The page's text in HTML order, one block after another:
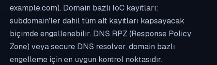
example.com). Domain bazlı IoC kayıtları;
subdomain'ler dahil tüm alt kayıtları kapsayacak
biçimde engellenebilir. DNS RPZ (Response Policy
Zone) veya secure DNS resolver, domain bazlı
engelleme için en uygun kontrol noktasıdır.